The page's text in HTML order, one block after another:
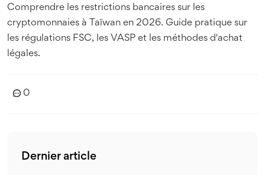
Comprendre les restrictions bancaires sur les
cryptomonnaies à Taïwan en 2026. Guide pratique sur
les régulations FSC, les VASP et les méthodes d'achat
légales.
0
Dernier article